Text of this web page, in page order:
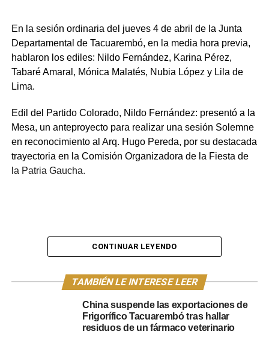
En la sesión ordinaria del jueves 4 de abril de la Junta
Departamental de Tacuarembó, en la media hora previa,
hablaron los ediles: Nildo Fernández, Karina Pérez,
Tabaré Amaral, Mónica Malatés, Nubia López y Lila de
Lima.
Edil del Partido Colorado, Nildo Fernández: presentó a la
Mesa, un anteproyecto para realizar una sesión Solemne
en reconocimiento al Arq. Hugo Pereda, por su destacada
trayectoria en la Comisión Organizadora de la Fiesta de
la Patria Gaucha.
CONTINUAR LEYENDO
TAMBIÉN LE INTERESE LEER
China suspende las exportaciones de
Frigorífico Tacuarembó tras hallar
residuos de un fármaco veterinario